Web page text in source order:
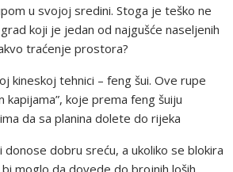
u svojoj sredini. Stoga je teško ne
koji je jedan od najgušće naseljenih
traćenje prostora?
kineskoj tehnici – feng šui. Ove rupe
kapijama”, koje prema feng šuiju
da sa planina dolete do rijeka
dobru sreću, a ukoliko se blokira
moglo da dovede do brojnih loših